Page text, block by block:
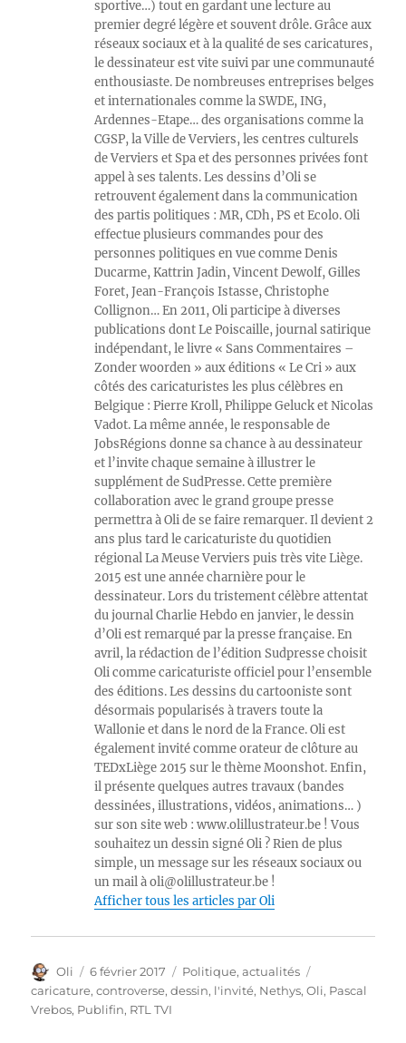
sportive…) tout en gardant une lecture au
premier degré légère et souvent drôle. Grâce aux
réseaux sociaux et à la qualité de ses caricatures,
le dessinateur est vite suivi par une communauté
enthousiaste. De nombreuses entreprises belges
et internationales comme la SWDE, ING,
Ardennes-Etape… des organisations comme la
CGSP, la Ville de Verviers, les centres culturels
de Verviers et Spa et des personnes privées font
appel à ses talents. Les dessins d’Oli se
retrouvent également dans la communication
des partis politiques : MR, CDh, PS et Ecolo. Oli
effectue plusieurs commandes pour des
personnes politiques en vue comme Denis
Ducarme, Kattrin Jadin, Vincent Dewolf, Gilles
Foret, Jean-François Istasse, Christophe
Collignon… En 2011, Oli participe à diverses
publications dont Le Poiscaille, journal satirique
indépendant, le livre « Sans Commentaires –
Zonder woorden » aux éditions « Le Cri » aux
côtés des caricaturistes les plus célèbres en
Belgique : Pierre Kroll, Philippe Geluck et Nicolas
Vadot. La même année, le responsable de
JobsRégions donne sa chance à au dessinateur
et l’invite chaque semaine à illustrer le
supplément de SudPresse. Cette première
collaboration avec le grand groupe presse
permettra à Oli de se faire remarquer. Il devient 2
ans plus tard le caricaturiste du quotidien
régional La Meuse Verviers puis très vite Liège.
2015 est une année charnière pour le
dessinateur. Lors du tristement célèbre attentat
du journal Charlie Hebdo en janvier, le dessin
d’Oli est remarqué par la presse française. En
avril, la rédaction de l’édition Sudpresse choisit
Oli comme caricaturiste officiel pour l’ensemble
des éditions. Les dessins du cartooniste sont
désormais popularisés à travers toute la
Wallonie et dans le nord de la France. Oli est
également invité comme orateur de clôture au
TEDxLiège 2015 sur le thème Moonshot. Enfin,
il présente quelques autres travaux (bandes
dessinées, illustrations, vidéos, animations… )
sur son site web : www.olillustrateur.be ! Vous
souhaitez un dessin signé Oli ? Rien de plus
simple, un message sur les réseaux sociaux ou
un mail à oli@olillustrateur.be !
Afficher tous les articles par Oli
Auteur
Oli
Publié
le
6 février 2017 Catégories
Politique, actualités
caricature,controverse,dessin, l'invité, Nethys,Oli, Pascal
Vrebos, Publifin, RTL TVI